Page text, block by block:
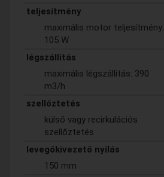
teljesítmény
maximális motor teljesítmény:
105 W
légszállítás
maximális légszállítás: 390
m3/h
szellőztetés
külső vagy recirkulációs
szellőztetés
levegőkivezető nyílás
150 mm